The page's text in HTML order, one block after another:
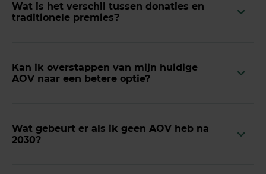
Wat is het verschil tussen donaties en
traditionele premies?
Kan ik overstappen van mijn huidige
AOV naar een betere optie?
Wat gebeurt er als ik geen AOV heb na
2030?